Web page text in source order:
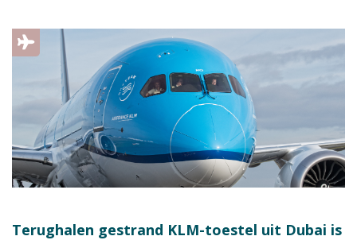
Terughalen gestrand KLM-toestel uit Dubai is